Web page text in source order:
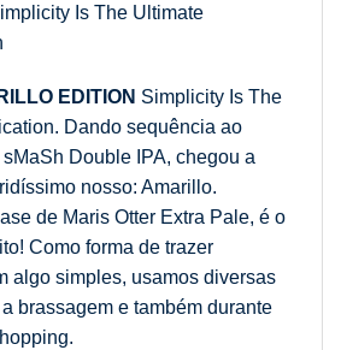
Is The Ultimate
EDITION Simplicity Is The
Dando sequência ao
Double IPA, chegou a
nosso: Amarillo.
de Maris Otter Extra Pale, é o
Como forma de trazer
algo simples, usamos diversas
brassagem e também durante